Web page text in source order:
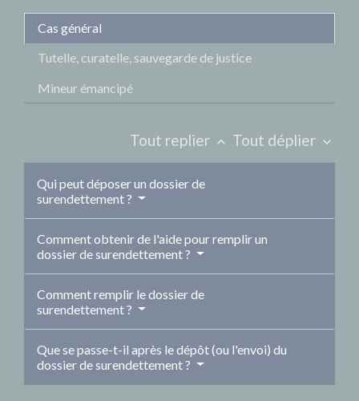
Cas général
Tutelle, curatelle, sauvegarde de justice
Mineur émancipé
Tout replier keyboard_arrow_up Tout déplier keyboard_arrow_down
Qui peut déposer un dossier de
surendettement ?
Comment obtenir de l'aide pour remplir un
dossier de surendettement ?
Comment remplir le dossier de
surendettement ?
Que se passe-t-il après le dépôt (ou l'envoi) du
dossier de surendettement ?